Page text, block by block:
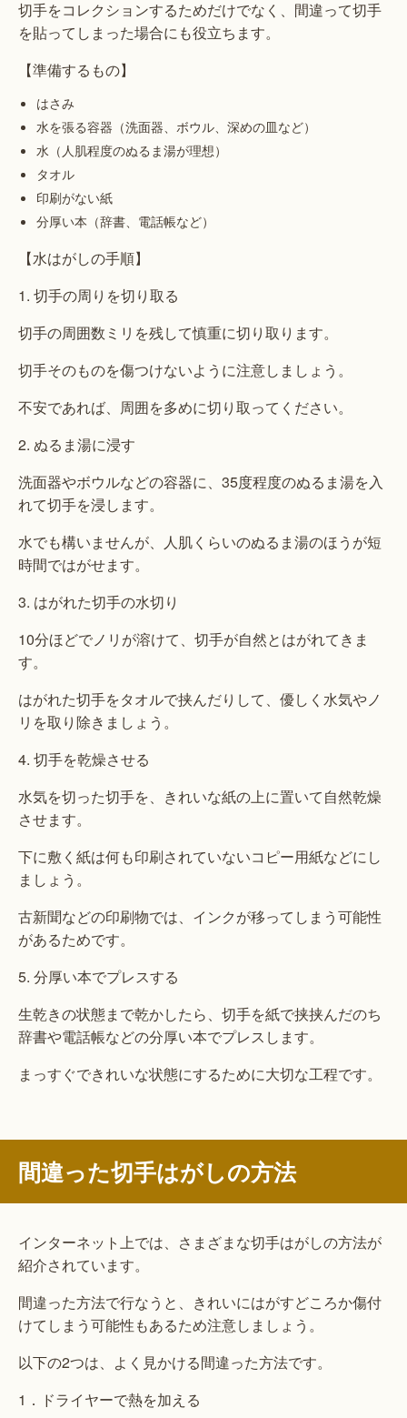
切手をコレクションするためだけでなく、間違って切手
を貼ってしまった場合にも役立ちます。
【準備するもの】
はさみ
水を張る容器（洗面器、ボウル、深めの皿など）
水（人肌程度のぬるま湯が理想）
タオル
印刷がない紙
分厚い本（辞書、電話帳など）
【水はがしの手順】
1. 切手の周りを切り取る
切手の周囲数ミリを残して慎重に切り取ります。
切手そのものを傷つけないように注意しましょう。
不安であれば、周囲を多めに切り取ってください。
2. ぬるま湯に浸す
洗面器やボウルなどの容器に、35度程度のぬるま湯を入
れて切手を浸します。
水でも構いませんが、人肌くらいのぬるま湯のほうが短
時間ではがせます。
3. はがれた切手の水切り
10分ほどでノリが溶けて、切手が自然とはがれてきま
す。
はがれた切手をタオルで挟んだりして、優しく水気やノ
リを取り除きましょう。
4. 切手を乾燥させる
水気を切った切手を、きれいな紙の上に置いて自然乾燥
させます。
下に敷く紙は何も印刷されていないコピー用紙などにし
ましょう。
古新聞などの印刷物では、インクが移ってしまう可能性
があるためです。
5. 分厚い本でプレスする
生乾きの状態まで乾かしたら、切手を紙で挟挟んだのち
辞書や電話帳などの分厚い本でプレスします。
まっすぐできれいな状態にするために大切な工程です。
間違った切手はがしの方法
インターネット上では、さまざまな切手はがしの方法が
紹介されています。
間違った方法で行なうと、きれいにはがすどころか傷付
けてしまう可能性もあるため注意しましょう。
以下の2つは、よく見かける間違った方法です。
1．ドライヤーで熱を加える